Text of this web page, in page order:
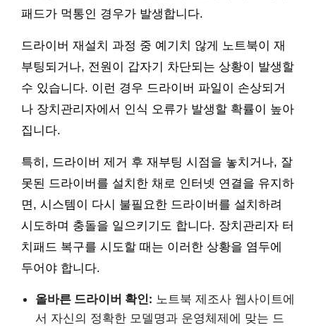
패드가 먹통인 경우가 발생합니다.
드라이버 재설치 과정 중 예기치 않게 노트북이 재
부팅되거나, 전원이 갑자기 차단되는 상황이 발생할
수 있습니다. 이런 경우 드라이버 파일이 손상되거
나 장치관리자에서 인식 오류가 발생할 확률이 높아
집니다.
특히, 드라이버 제거 후 재부팅 시점을 놓치거나, 잘
못된 드라이버를 설치한 채로 인터넷 연결을 유지하
면, 시스템이 다시 불필요한 드라이버를 설치하려
시도하며 충돌을 일으키기도 합니다. 장치관리자 터
치패드 복구를 시도할 때는 이러한 상황을 염두에
두어야 합니다.
올바른 드라이버 확인: 노트북 제조사 웹사이트에
서 자신의 정확한 모델명과 운영체제에 맞는 드